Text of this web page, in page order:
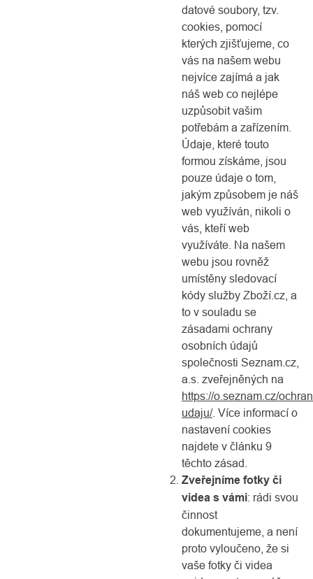
datové soubory, tzv.
cookies, pomocí
kterých zjišťujeme, co
vás na našem webu
nejvíce zajímá a jak
náš web co nejlépe
uzpůsobit vašim
potřebám a zařízením.
Údaje, které touto
formou získáme, jsou
pouze údaje o tom,
jakým způsobem je náš
web využíván, nikoli o
vás, kteří web
využíváte. Na našem
webu jsou rovněž
umístěny sledovací
kódy služby Zboží.cz, a
to v souladu se
zásadami ochrany
osobních údajů
společnosti Seznam.cz,
a.s. zveřejněných na
https://o.seznam.cz/
udaju/. Více informací o
nastavení cookies
najdete v článku 9
těchto zásad.
Zveřejníme fotky či
videa s vámi: rádi svou
činnost
dokumentujeme, a není
proto vyloučeno, že si
vaše fotky či videa